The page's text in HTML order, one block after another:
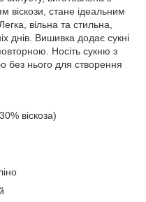
віскози, стане ідеальним
вільна та стильна,
днів. Вишивка додає сукні
Носіть сукню з
без нього для створення
віскоза)